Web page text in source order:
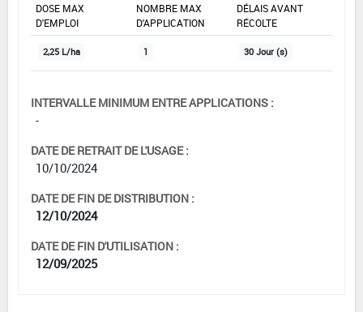
DOSE MAX
D'EMPLOI
NOMBRE MAX
D'APPLICATION
DÉLAIS AVANT
RÉCOLTE
2,25 L/ha 1 30 Jour (s)
INTERVALLE MINIMUM ENTRE APPLICATIONS :
-
DATE DE RETRAIT DE L'USAGE :
10/10/2024
DATE DE FIN DE DISTRIBUTION :
12/10/2024
DATE DE FIN D'UTILISATION :
12/09/2025